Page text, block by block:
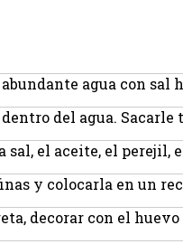
agua con sal
del agua.
el aceite, el
y colocarla en un
decorar con el